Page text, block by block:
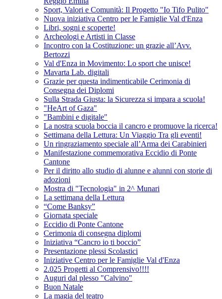
Sport, Valori e Comunità: Il Progetto "Io Tifo Pulito"
Nuova iniziativa Centro per le Famiglie Val d'Enza
Libri, sogni e scoperte!
Archeologi e Artisti in Classe
Incontro con la Costituzione: un grazie all’Avv.
Bertozzi
Val d'Enza in Movimento: Lo sport che unisce!
Mavarta Lab. digitali
Grazie per questa indimenticabile Cerimonia di
Consegna dei Diplomi
Sulla Strada Giusta: la Sicurezza si impara a scuola!
"HeArt of Gaza"
"Bambini e digitale"
La nostra scuola boccia il cancro e promuove la ricerca!
Settimana della Lettura: Un Viaggio Tra gli eventi!
Un ringraziamento speciale all’Arma dei Carabinieri
Manifestazione commemorativa Eccidio di Ponte
Cantone
Per il diritto allo studio di alunne e alunni con storie di
adozioni
Mostra di "Tecnologia" in 2^ Munari
La settimana della Lettura
“Come Banksy”
Giornata speciale
Eccidio di Ponte Cantone
Cerimonia di consegna diplomi
Iniziativa “Cancro io ti boccio”
Presentazione plessi Scolastici
Iniziative Centro per le Famiglie Val d'Enza
2.025 Progetti al Comprensivo!!!!
Auguri dal plesso "Calvino"
Buon Natale
La magia del teatro